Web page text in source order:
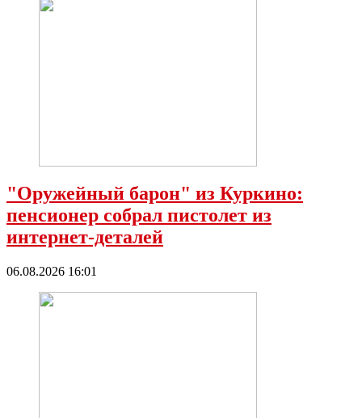
"Оружейный барон" из Куркино:
пенсионер собрал пистолет из
интернет-деталей
06.08.2026 16:01